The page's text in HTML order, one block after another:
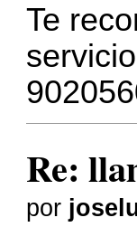
Te
Re:
por